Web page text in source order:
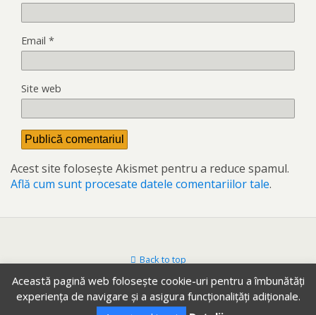
Email *
Site web
Acest site folosește Akismet pentru a reduce spamul.
Află cum sunt procesate datele comentariilor tale.
Back to top
Mobile Desktop
Această pagină web folosește cookie-uri pentru a îmbunătăți
experiența de navigare și a asigura funcționalițăți adiționale.